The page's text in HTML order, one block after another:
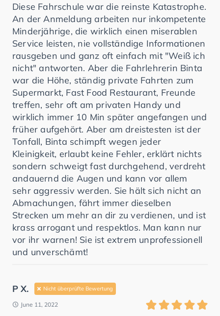
Diese Fahrschule war die reinste Katastrophe.
An der Anmeldung arbeiten nur inkompetente
Minderjährige, die wirklich einen miserablen
Service leisten, nie vollständige Informationen
rausgeben und ganz oft einfach mit "Weiß ich
nicht" antworten. Aber die Fahrlehrerin Binta
war die Höhe, ständig private Fahrten zum
Supermarkt, Fast Food Restaurant, Freunde
treffen, sehr oft am privaten Handy und
wirklich immer 10 Min später angefangen und
früher aufgehört. Aber am dreistesten ist der
Tonfall, Binta schimpft wegen jeder
Kleinigkeit, erlaubt keine Fehler, erklärt nichts
sondern schweigt fast durchgehend, verdreht
andauernd die Augen und kann vor allem
sehr aggressiv werden. Sie hält sich nicht an
Abmachungen, fährt immer dieselben
Strecken um mehr an dir zu verdienen, und ist
krass arrogant und respektlos. Man kann nur
vor ihr warnen! Sie ist extrem unprofessionell
und unverschämt!
P X. Nicht überprüfte Bewertung
June 11, 2022